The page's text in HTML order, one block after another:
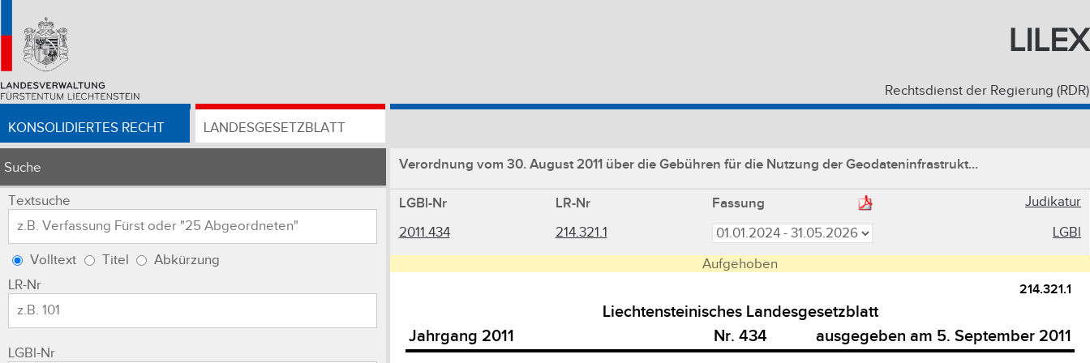
LILEX
Rechtsdienst der Regierung (RDR)
KONSOLIDIERTES RECHT LANDESGESETZBLATT
Suche
Textsuche
Volltext Titel
Abkürzung
LR-Nr
LGBl-Nr
Verordnung vom 30. August 2011 über die Gebühren für die Nutzung der Geodateninfrastrukt...
LGBl-Nr LR-Nr Fassung
Judikatur
2011.434
214.321.1
LGBl
Aufgehoben